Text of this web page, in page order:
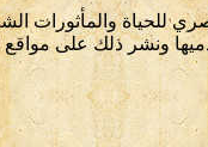
للحياة والمأثورات
ونشر ذلك على مواقع